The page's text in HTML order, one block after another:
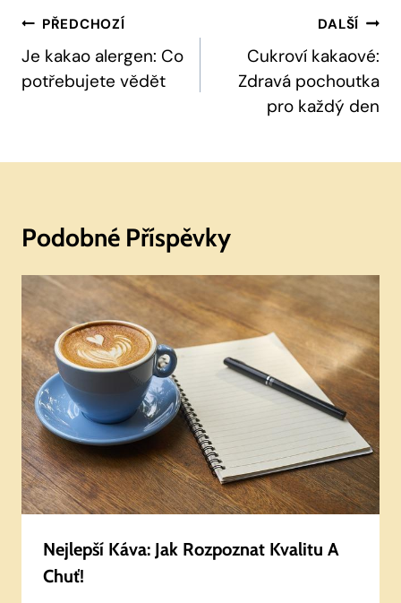
Navigace
Pro
Příspěvek
PŘEDCHOZÍ
Je kakao alergen: Co
potřebujete vědět
DALŠÍ
Cukroví kakaové:
Zdravá pochoutka
pro každý den
Podobné Příspěvky
Nejlepší Káva: Jak Rozpoznat Kvalitu A
Chuť!